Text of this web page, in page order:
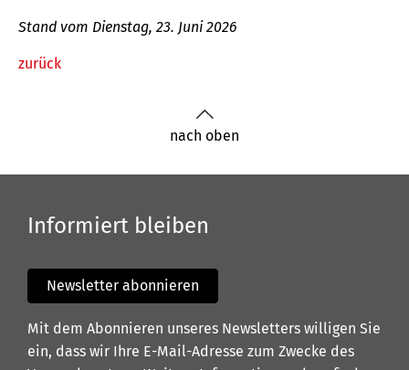
Stand vom Dienstag, 23. Juni 2026
zurück
nach oben
Informiert bleiben
Newsletter abonnieren
Mit dem Abonnieren unseres Newsletters willigen Sie
ein, dass wir Ihre E-Mail-Adresse zum Zwecke des